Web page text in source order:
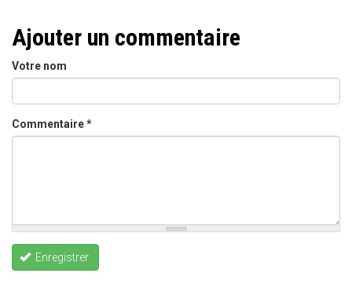
Ajouter un commentaire
Votre nom
Commentaire*
Enregistrer